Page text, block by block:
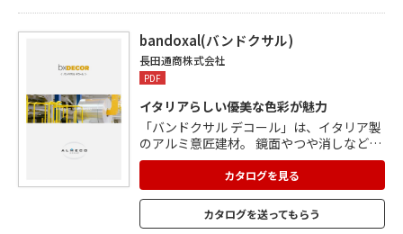
熱性、エネルギー効率の面で大幅な改善を
もたらします。
bandoxal(バンドクサル)
長田通商株式会社
PDF
イタリアらしい優美な色彩が魅力
「バンドクサル デコール」は、イタリア製
のアルミ意匠建材。 鏡面やつや消しなど多
種多様な表面仕上げがあり、軽量で、カッ
トや曲げなどの加工も容易。 アルマイト処
理により、耐腐食性・耐磨耗性が向上。 長
期間にわたり高品質を維持。 アルミ本来の
輝きを残したままカラーリングを施してお
カタログを見る
カタログを送ってもらう